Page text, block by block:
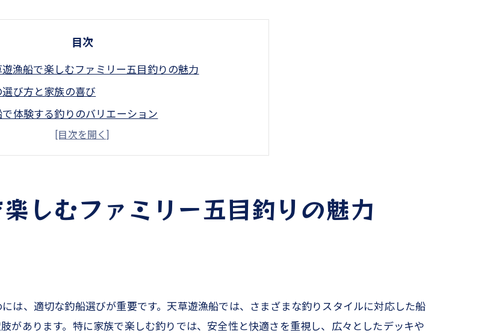
目次
漁船で楽しむファミリー五目釣りの魅力
び方と家族の喜び
体験する釣りのバリエーション
フィッシングの安全対策
会う豊かな魚種
適な過ごし方のポイント
共有する釣りの楽しみ
しむファミリー五目釣りの魅力
は、適切な釣船選びが重要です。天草遊漁船では、さまざまな釣りスタイルに対応した船
があります。特に家族で楽しむ釣りでは、安全性と快適さを重視し、広々としたデッキや